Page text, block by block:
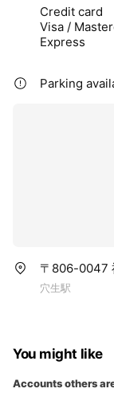
Credit card
Visa /
Express
Parking
〒806-0047
穴生駅
You might like
Accounts others